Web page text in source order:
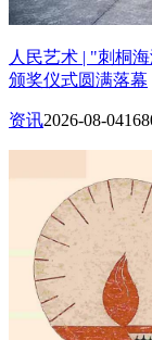
人民艺术 | "刺桐
颁奖仪式圆满落幕
资讯2026-08-04